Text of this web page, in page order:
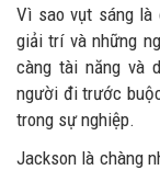
Vì sao vụt sáng là
giải trí và những
càng tài năng và
người đi trước
trong sự nghiệp.
Jackson là chàng